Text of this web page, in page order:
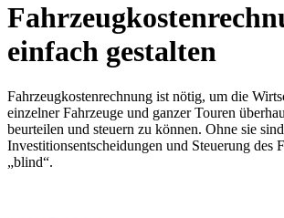
einfach gestalten
Fahrzeugkostenrechnung ist nötig, um die
einzelner Fahrzeuge und ganzer Touren
beurteilen und steuern zu können. Ohne sie
Investitionsentscheidungen und Steuerung des
„blind“.